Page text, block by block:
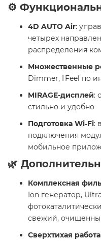
⚙️
4D AUTO Air:
четырех
распределения
Множественные
Dimmer, I Feel по
MIRAGE-дисплей:
стильно и удобно
Подготовка Wi‑Fi:
подключения
мобильное
🌿
Комплексная
Ion генератор,
свежий,
Сверхтихая работа